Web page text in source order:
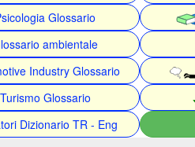
Glossario
ambientale
Industry Glossario
Turismo Glossario
Dizionario TR - Eng